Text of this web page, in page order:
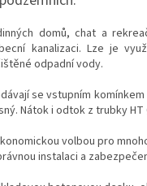
domů, chat a
kanalizaci. Lze je
odpadní vody.
se vstupním
Nátok i odtok z trubky HT
volbou pro
instalaci a